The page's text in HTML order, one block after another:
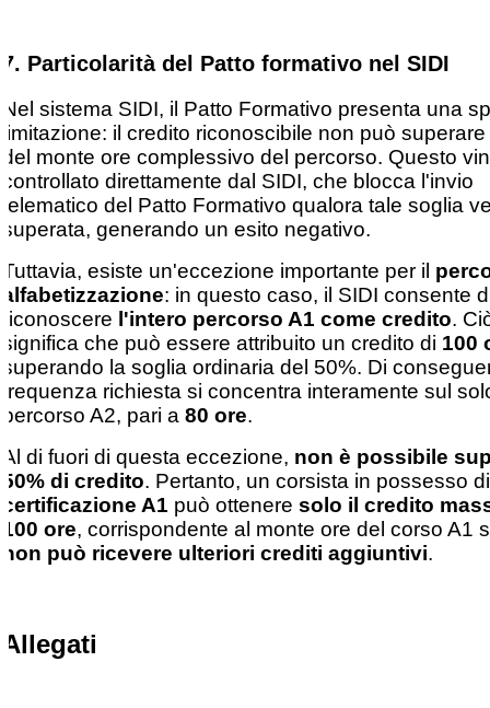
7. Particolarità del Patto formativo nel SIDI
Nel sistema SIDI, il Patto Formativo presenta una
limitazione: il credito riconoscibile non può
del monte ore complessivo del percorso. Questo
controllato direttamente dal SIDI, che blocca l'invio
telematico del Patto Formativo qualora tale soglia
superata, generando un esito negativo.
Tuttavia, esiste un'eccezione importante per il
alfabetizzazione: in questo caso, il SIDI consente
riconoscere l'intero percorso A1 come credito.
significa che può essere attribuito un credito di 100
superando la soglia ordinaria del 50%. Di
frequenza richiesta si concentra interamente sul
percorso A2, pari a 80 ore.
Al di fuori di questa eccezione, non è possibile
50% di credito. Pertanto, un corsista in possesso di
certificazione A1 può ottenere solo il credito
100 ore, corrispondente al monte ore del corso A1
non può ricevere ulteriori crediti aggiuntivi.
Allegati